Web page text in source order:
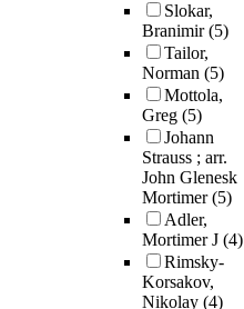
Slokar,
Branimir(5)
Tailor,
Norman (5)
Mottola,
Greg (5)
Johann
Strauss ; arr.
John Glenesk
Mortimer(5)
Adler,
Mortimer J (4)
Rimsky-
Korsakov,
Nikolay (4)